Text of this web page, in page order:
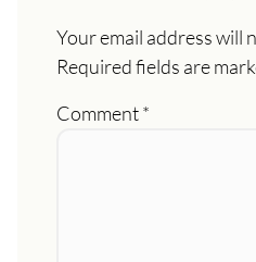
Your email address will
Required fields are
Comment*